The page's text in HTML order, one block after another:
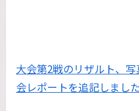
大会第2戦のリザルト、
会レポートを追記しました